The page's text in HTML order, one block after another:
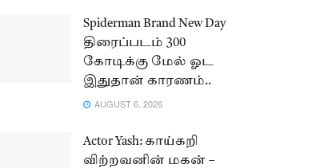
Spiderman Brand New Day
திரைப்படம் 300
கோடிக்கு மேல் ஓட
இதுதான் காரணம்..
AUGUST 6, 2026
Actor Yash: காய்கறி
விற்றவனின் மகன் –